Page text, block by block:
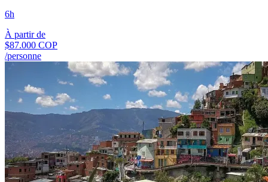
6h
À partir de
$87.000 COP
/personne